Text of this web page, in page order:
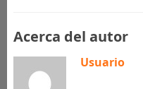
Acerca del autor
Usuario